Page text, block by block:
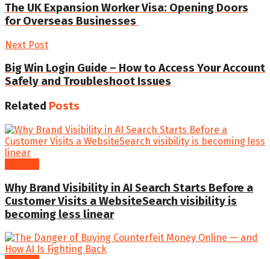
The UK Expansion Worker Visa: Opening Doors
for Overseas Businesses
Next Post
Big Win Login Guide – How to Access Your Account
Safely and Troubleshoot Issues
Related Posts
Why Brand Visibility in AI Search Starts Before a
Customer Visits a WebsiteSearch visibility is
becoming less linear